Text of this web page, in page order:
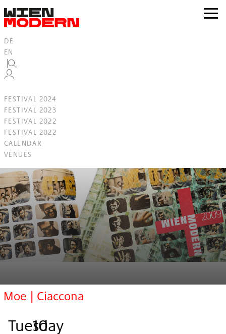
springen
zur
DE
EN
FESTIVAL 2024
FESTIVAL 2023
FESTIVAL 2022
FESTIVAL 2022
CALENDAR
VENUES
Moe | Ciaccona
Tuesday
, 10
.
.